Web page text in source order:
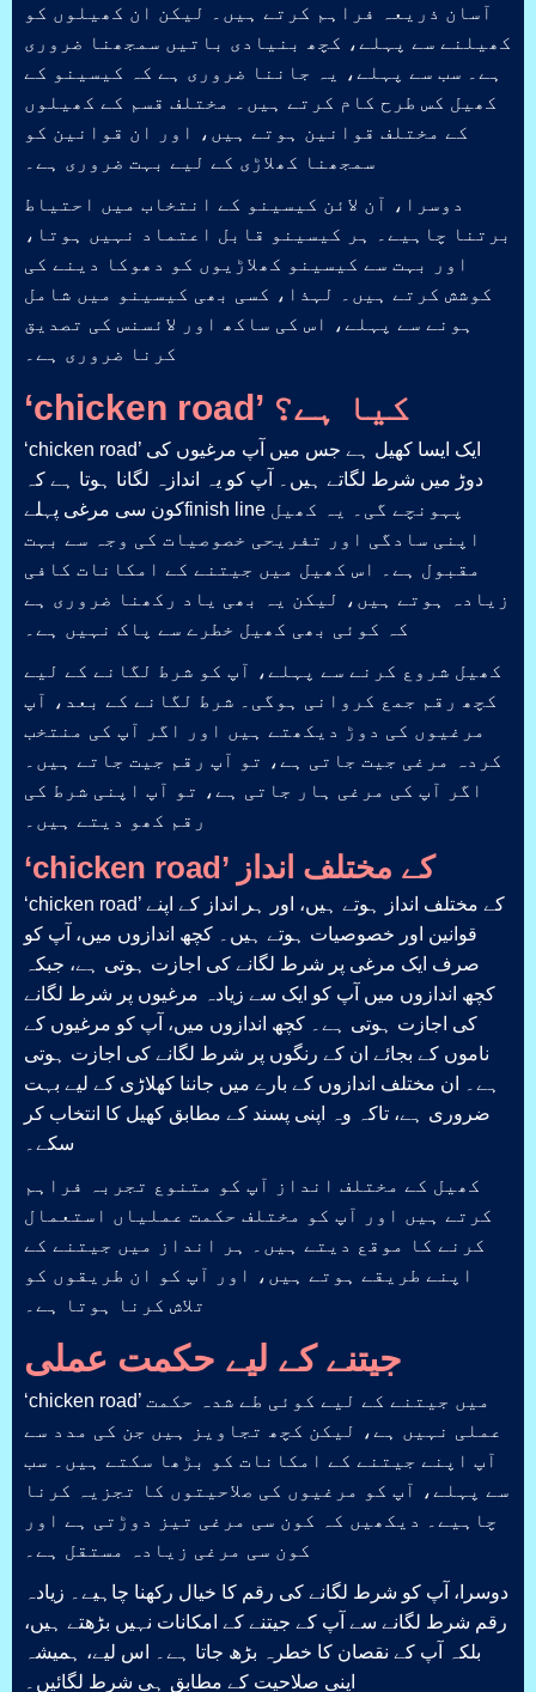
آسان ذریعہ فراہم کرتے ہیں۔ لیکن ان کھیلوں کو
کھیلنے سے پہلے، کچھ بنیادی باتیں سمجھنا ضروری
ہے۔ سب سے پہلے، یہ جاننا ضروری ہے کہ کیسینو کے
کھیل کس طرح کام کرتے ہیں۔ مختلف قسم کے کھیلوں
کے مختلف قوانین ہوتے ہیں، اور ان قوانین کو
سمجھنا کھلاڑی کے لیے بہت ضروری ہے۔
دوسرا، آن لائن کیسینو کے انتخاب میں احتیاط
برتنا چاہیے۔ ہر کیسینو قابل اعتماد نہیں ہوتا،
اور بہت سے کیسینو کھلاڑیوں کو دھوکا دینے کی
کوشش کرتے ہیں۔ لہذا، کسی بھی کیسینو میں شامل
ہونے سے پہلے، اس کی ساکھ اور لائسنس کی تصدیق
کرنا ضروری ہے۔
‘chicken road’ کیا ہے؟
‘chicken road’ ایک ایسا کھیل ہے جس میں آپ مرغیوں کی
دوڑ میں شرط لگاتے ہیں۔ آپ کو یہ اندازہ لگانا ہوتا ہے کہ
کون سی مرغی پہلےfinish line پہونچے گی۔ یہ کھیل
اپنی سادگی اور تفریحی خصوصیات کی وجہ سے بہت
مقبول ہے۔ اس کھیل میں جیتنے کے امکانات کافی
زیادہ ہوتے ہیں، لیکن یہ بھی یاد رکھنا ضروری ہے
کہ کوئی بھی کھیل خطرے سے پاک نہیں ہے۔
کھیل شروع کرنے سے پہلے، آپ کو شرط لگانے کے لیے
کچھ رقم جمع کروانی ہوگی۔ شرط لگانے کے بعد، آپ
مرغیوں کی دوڑ دیکھتے ہیں اور اگر آپ کی منتخب
کردہ مرغی جیت جاتی ہے، تو آپ رقم جیت جاتے ہیں۔
اگر آپ کی مرغی ہار جاتی ہے، تو آپ اپنی شرط کی
رقم کھو دیتے ہیں۔
‘chicken road’ کے مختلف انداز
‘chicken road’ کے مختلف انداز ہوتے ہیں، اور ہر انداز کے اپنے
قوانین اور خصوصیات ہوتے ہیں۔ کچھ اندازوں میں، آپ کو
صرف ایک مرغی پر شرط لگانے کی اجازت ہوتی ہے، جبکہ
کچھ اندازوں میں آپ کو ایک سے زیادہ مرغیوں پر شرط لگانے
کی اجازت ہوتی ہے۔ کچھ اندازوں میں، آپ کو مرغیوں کے
ناموں کے بجائے ان کے رنگوں پر شرط لگانے کی اجازت ہوتی
ہے۔ ان مختلف اندازوں کے بارے میں جاننا کھلاڑی کے لیے بہت
ضروری ہے، تاکہ وہ اپنی پسند کے مطابق کھیل کا انتخاب کر
سکے۔
کھیل کے مختلف انداز آپ کو متنوع تجربہ فراہم
کرتے ہیں اور آپ کو مختلف حکمت عملیاں استعمال
کرنے کا موقع دیتے ہیں۔ ہر انداز میں جیتنے کے
اپنے طریقے ہوتے ہیں، اور آپ کو ان طریقوں کو
تلاش کرنا ہوتا ہے۔
جیتنے کے لیے حکمت عملی
‘chicken road’ میں جیتنے کے لیے کوئی طے شدہ حکمت
عملی نہیں ہے، لیکن کچھ تجاویز ہیں جن کی مدد سے
آپ اپنے جیتنے کے امکانات کو بڑھا سکتے ہیں۔ سب
سے پہلے، آپ کو مرغیوں کی صلاحیتوں کا تجزیہ کرنا
چاہیے۔ دیکھیں کہ کون سی مرغی تیز دوڑتی ہے اور
کون سی مرغی زیادہ مستقل ہے۔
دوسرا، آپ کو شرط لگانے کی رقم کا خیال رکھنا چاہیے۔ زیادہ
رقم شرط لگانے سے آپ کے جیتنے کے امکانات نہیں بڑھتے ہیں،
بلکہ آپ کے نقصان کا خطرہ بڑھ جاتا ہے۔ اس لیے، ہمیشہ
اپنی صلاحیت کے مطابق ہی شرط لگائیں۔